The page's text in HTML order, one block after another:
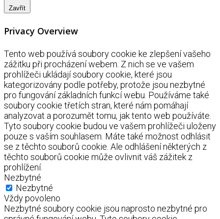
Zavřít
Privacy Overview
Tento web používá soubory cookie ke zlepšení vašeho
zážitku při procházení webem. Z nich se ve vašem
prohlížeči ukládají soubory cookie, které jsou
kategorizovány podle potřeby, protože jsou nezbytné
pro fungování základních funkcí webu. Používáme také
soubory cookie třetích stran, které nám pomáhají
analyzovat a porozumět tomu, jak tento web používáte.
Tyto soubory cookie budou ve vašem prohlížeči uloženy
pouze s vaším souhlasem. Máte také možnost odhlásit
se z těchto souborů cookie. Ale odhlášení některých z
těchto souborů cookie může ovlivnit váš zážitek z
prohlížení.
Nezbytné
Nezbytné
Vždy povoleno
Nezbytné soubory cookie jsou naprosto nezbytné pro